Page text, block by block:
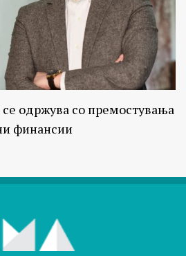
одржува со премостувања
финансии